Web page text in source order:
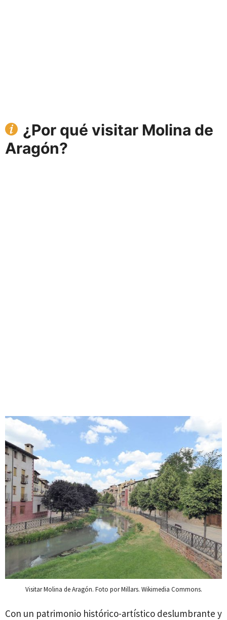
¿Por qué visitar Molina de
Aragón?
Visitar Molina de Aragón. Foto por Millars. Wikimedia Commons.
Con un patrimonio histórico-artístico deslumbrante y